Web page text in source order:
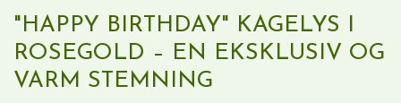
"HAPPY BIRTHDAY" KAGELYS I
ROSEGOLD – EN EKSKLUSIV OG
VARM STEMNING